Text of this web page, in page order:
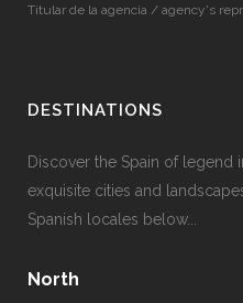
Titular de la agencia / agency's
DESTINATIONS
Discover the Spain of legend
exquisite cities and
Spanish locales below...
North